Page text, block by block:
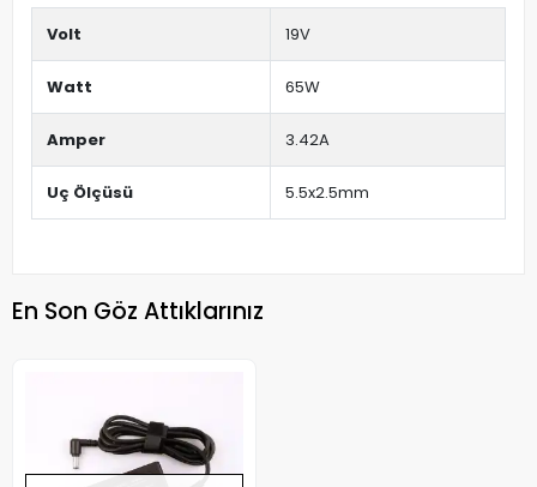
Volt 19V
Watt 65W
Amper 3.42A
Uç Ölçüsü 5.5x2.5mm
En Son Göz Attıklarınız